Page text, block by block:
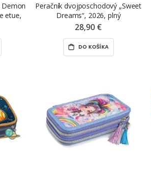
Demon
etue,
Peračník dvojposchodový „Sweet
Dreams“, 2026, plný
28,90 €
DO KOŠÍKA